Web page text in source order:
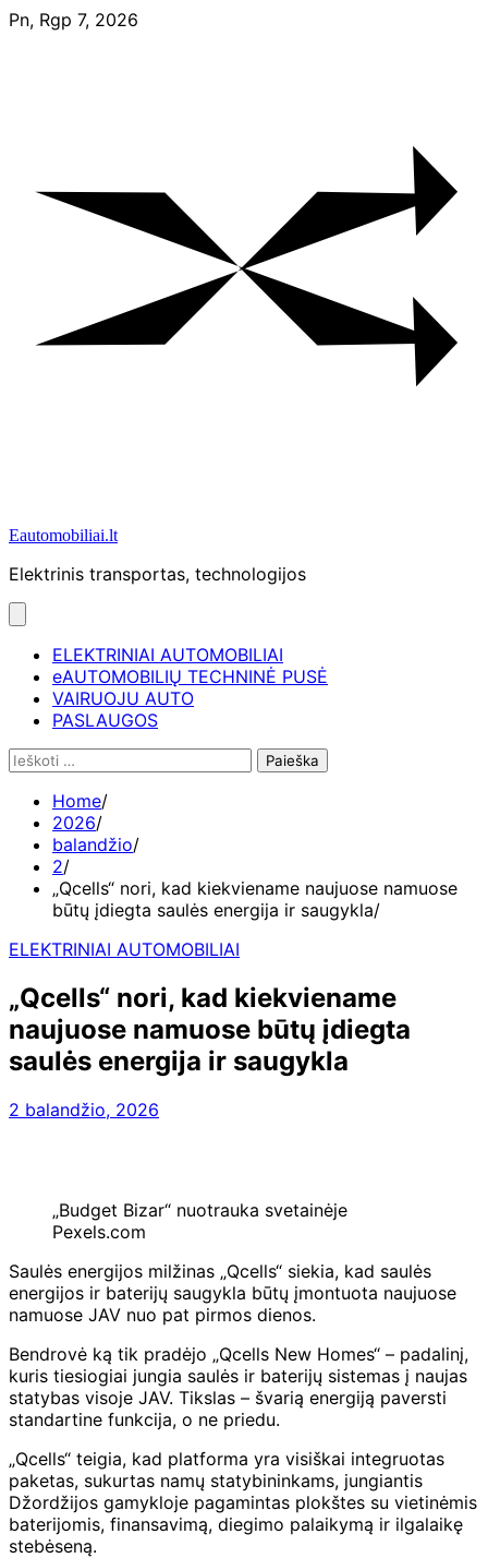
Skip
Pn, Rgp 7, 2026
Eautomobiliai.lt
Elektrinis transportas, technologijos
ELEKTRINIAI AUTOMOBILIAI
eAUTOMOBILIŲ TECHNINĖ PUSĖ
VAIRUOJU AUTO
PASLAUGOS
Ieškoti:
Home
2026
balandžio
2
„Qcells“ nori, kad kiekviename naujuose namuose
būtų įdiegta saulės energija ir saugykla
ELEKTRINIAI AUTOMOBILIAI
„Qcells“ nori, kad kiekviename
naujuose namuose būtų įdiegta
saulės energija ir saugykla
2 balandžio, 2026
„Budget Bizar“ nuotrauka svetainėje
Pexels.com
Saulės energijos milžinas „Qcells“ siekia, kad saulės
energijos ir baterijų saugykla būtų įmontuota naujuose
namuose JAV nuo pat pirmos dienos.
Bendrovė ką tik pradėjo „Qcells New Homes“ – padalinį,
kuris tiesiogiai jungia saulės ir baterijų sistemas į naujas
statybas visoje JAV. Tikslas – švarią energiją paversti
standartine funkcija, o ne priedu.
„Qcells“ teigia, kad platforma yra visiškai integruotas
paketas, sukurtas namų statybininkams, jungiantis
Džordžijos gamykloje pagamintas plokštes su vietinėmis
baterijomis, finansavimą, diegimo palaikymą ir ilgalaikę
stebėseną.